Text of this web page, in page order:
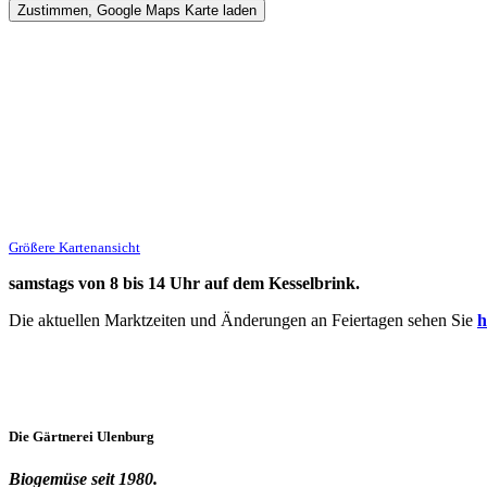
Größere Kartenansicht
samstags von 8 bis 14 Uhr auf dem Kesselbrink.
Die aktuellen Marktzeiten und Änderungen an Feiertagen sehen Sie
Die Gärtnerei Ulenburg
Biogemüse seit 1980.